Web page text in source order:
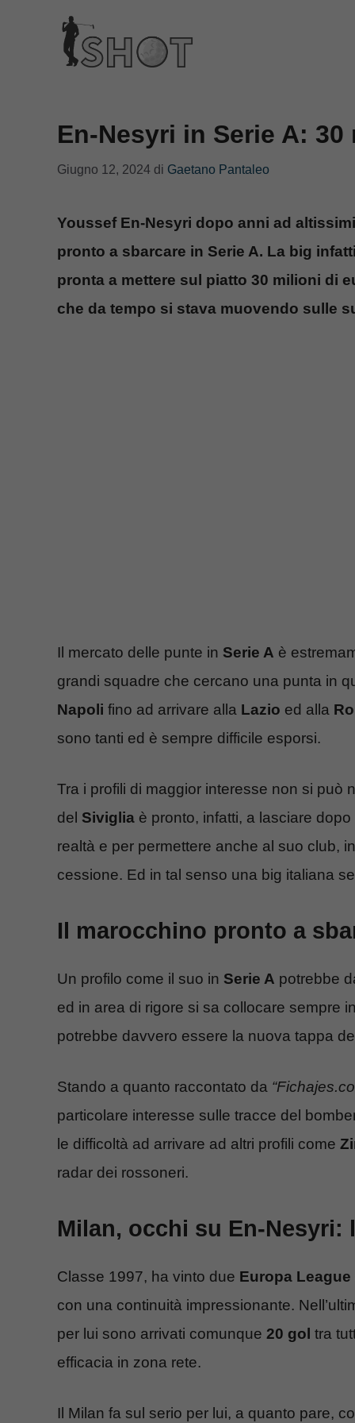
contenuto
En-Nesyri in Serie A:
Giugno 12, 2024 di Gaetano Pantaleo
Youssef En-Nesyri dopo anni ad
pronto a sbarcare in Serie A. La big
pronta a mettere sul piatto 30 milioni di
che da tempo si stava muovendo sulle
Il mercato delle punte in Serie A è
grandi squadre che cercano una punta in
Napoli fino ad arrivare alla Lazio ed alla
sono tanti ed è sempre difficile esporsi.
Tra i profili di maggior interesse non si può
del Siviglia è pronto, infatti, a lasciare
realtà e per permettere anche al suo club,
cessione. Ed in tal senso una big italiana
Il marocchino pronto a
Un profilo come il suo in Serie A potrebbe
ed in area di rigore si sa collocare sempre
potrebbe davvero essere la nuova tappa
Stando a quanto raccontato da
particolare interesse sulle tracce del
le difficoltà ad arrivare ad altri profili come
radar dei rossoneri.
Milan, occhi su En-
Classe 1997, ha vinto due Europa League
con una continuità impressionante.
per lui sono arrivati comunque 20 gol tra
efficacia in zona rete.
Il Milan fa sul serio per lui, a quanto pare,